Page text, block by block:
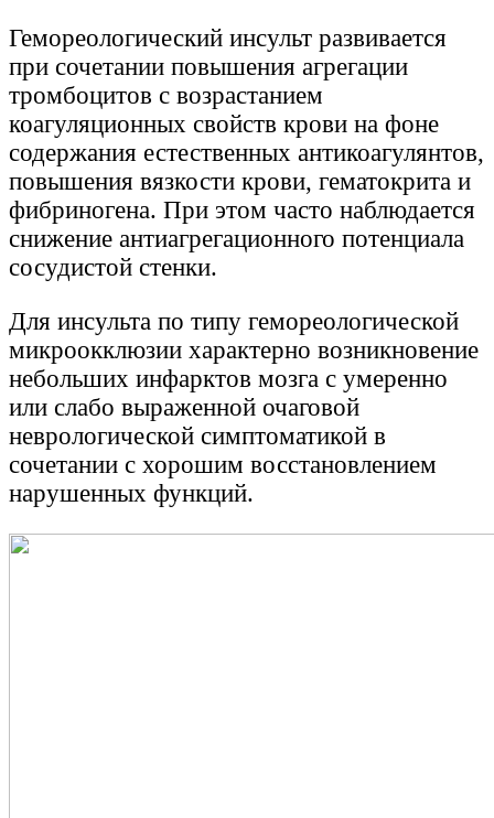
Гемореологический инсульт развивается
при сочетании повышения агрегации
тромбоцитов с возрастанием
коагуляционных свойств крови на фоне
содержания естественных антикоагулянтов,
повышения вязкости крови, гематокрита и
фибриногена. При этом часто наблюдается
снижение антиагрегационного потенциала
сосудистой стенки.
Для инсульта по типу гемореологической
микроокклюзии характерно возникновение
небольших инфарктов мозга с умеренно
или слабо выраженной очаговой
неврологической симптоматикой в
сочетании с хорошим восстановлением
нарушенных функций.